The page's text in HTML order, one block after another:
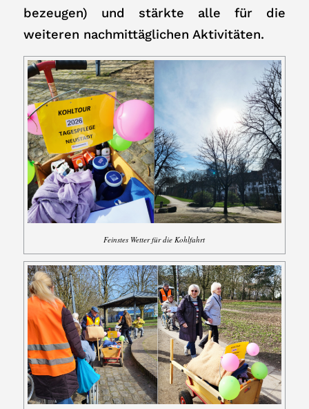
bezeugen) und stärkte alle für die
weiteren nachmittäglichen Aktivitäten.
Feinstes Wetter für die Kohlfahrt